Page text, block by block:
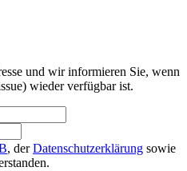
und wir informieren Sie, wenn
wieder verfügbar ist.
, derDatenschutzerklärung sowie